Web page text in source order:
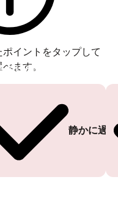
イントをタップして
ます。
静かに過
ありがとうございます